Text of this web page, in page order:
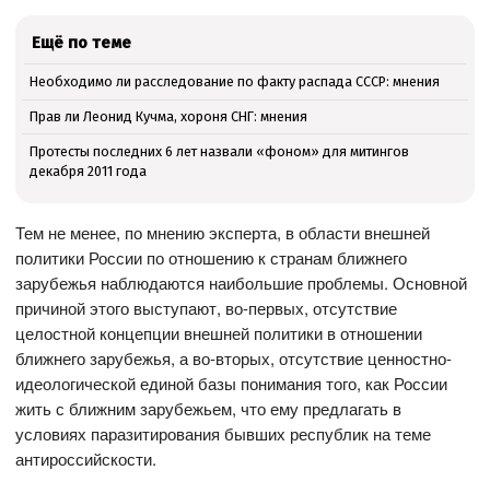
Ещё по теме
Необходимо ли расследование по факту распада СССР: мнения
Прав ли Леонид Кучма, хороня СНГ: мнения
Протесты последних 6 лет назвали «фоном» для митингов
декабря 2011 года
Тем не менее, по мнению эксперта, в области внешней
политики России по отношению к странам ближнего
зарубежья наблюдаются наибольшие проблемы. Основной
причиной этого выступают, во-первых, отсутствие
целостной концепции внешней политики в отношении
ближнего зарубежья, а во-вторых, отсутствие ценностно-
идеологической единой базы понимания того, как России
жить с ближним зарубежьем, что ему предлагать в
условиях паразитирования бывших республик на теме
антироссийскости.